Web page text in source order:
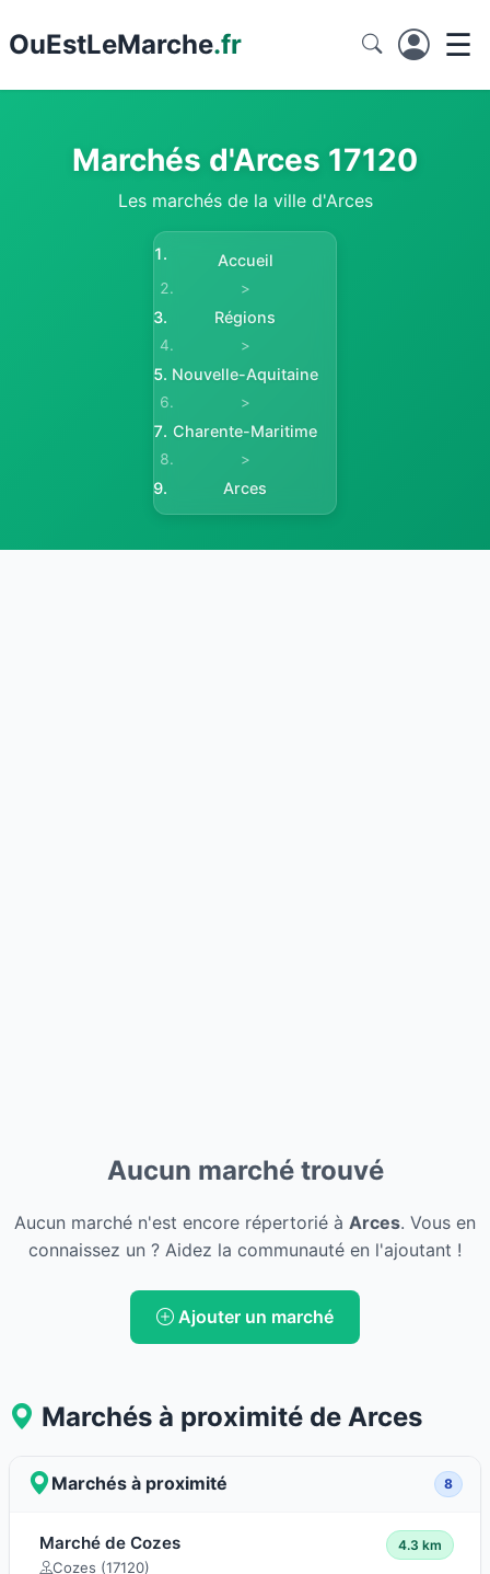
OuEstLeMarche.fr ☰
Marchés d'Arces 17120
Les marchés de la ville d'Arces
Accueil
>
Régions
>
Nouvelle-Aquitaine
>
Charente-Maritime
>
Arces
Aucun marché trouvé
Aucun marché n'est encore répertorié à Arces. Vous en
connaissez un ? Aidez la communauté en l'ajoutant !
Ajouter un marché
Marchés à proximité de Arces
Marchés à proximité 8
Marché de Cozes
Cozes (17120)
4.3 km